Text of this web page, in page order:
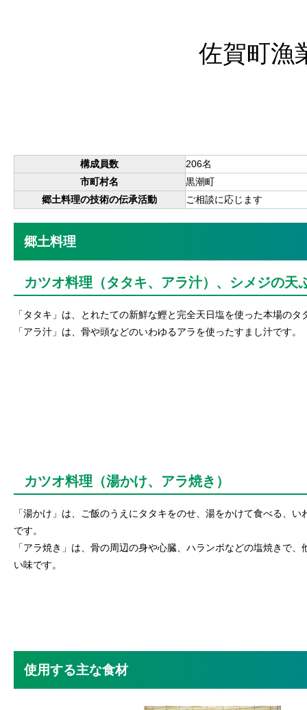
佐賀町漁
構成員数
206名
市町村名
黒潮町
郷土料理の技術の伝承活動
ご相談に応じます
郷土料理
カツオ料理（タタキ、アラ汁）、シメジの天
「タタキ」は、とれたての新鮮な鰹と完全天日塩を使った本場のタ
「アラ汁」は、骨や頭などのいわゆるアラを使ったすまし汁です。
カツオ料理（湯かけ、アラ焼き）
「湯かけ」は、ご飯のうえにタタキをのせ、湯をかけて食べる、い
です。
「アラ焼き」は、骨の周辺の身や心臓、ハランボなどの塩焼きで、
い味です。
使用する主な食材